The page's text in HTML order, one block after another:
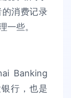
消费记录
一些。
Banking
行，也是